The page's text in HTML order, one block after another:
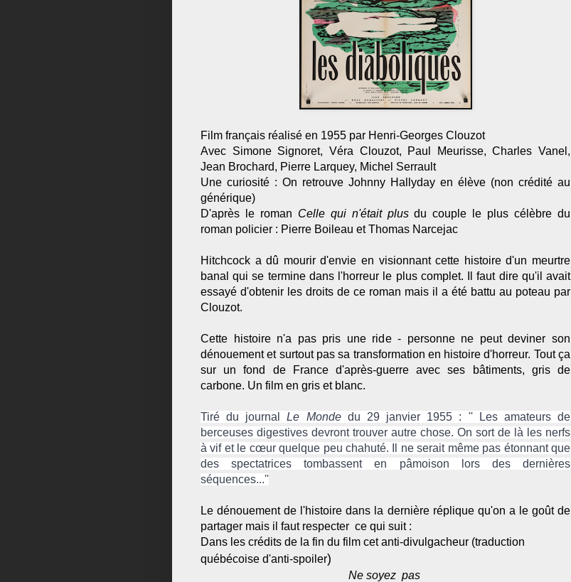
Film français réalisé en 1955 par Henri-Georges Clouzot
Avec Simone Signoret, Véra Clouzot, Paul Meurisse, Charles Vanel,
Jean Brochard, Pierre Larquey, Michel Serrault
Une curiosité : On retrouve Johnny Hallyday en élève (non crédité au
générique)
D'après le roman Celle qui n'était plusdu couple le plus célèbre du
roman policier : Pierre Boileau et Thomas Narcejac
Hitchcock a dû mourir d'envie en visionnant cette histoire d'un meurtre
banal qui se termine dans l'horreur le plus complet. Il faut dire qu'il avait
essayé d'obtenir les droits de ce roman mais il a été battu au poteau par
Clouzot.
Cette histoire n'a pas pris une ride - personne ne peut deviner son
dénouement et surtout pas sa transformation en histoire d'horreur. Tout ça
sur un fond de France d'après-guerre avec ses bâtiments, gris de
carbone. Un film en gris et blanc.
Tiré du journalLe Monde du 29 janvier 1955 : '' Les amateurs de
berceuses digestives devront trouver autre chose. On sort de là les nerfs
à vif et le cœur quelque peu chahuté. Il ne serait même pas étonnant que
des spectatrices tombassent en pâmoison lors des dernières
séquences...''
Le dénouement de l'histoire dans la dernière réplique qu'on a le goût de
partager mais il faut respecter ce qui suit :
Dans les crédits de la fin du film cet anti-divulgacheur (traduction
québécoise d'anti-spoiler)
Ne soyez pas